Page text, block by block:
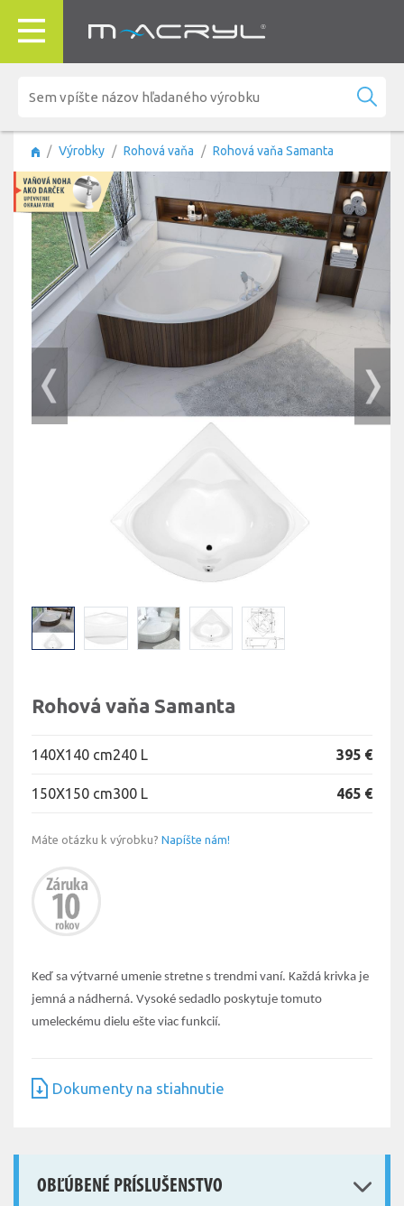
Výrobky Rohová vaňa Rohová vaňa Samanta
Rohová vaňa Samanta
140X140 cm240 L 395 €
150X150 cm300 L 465 €
Máte otázku k výrobku? Napíšte nám!
Keď sa výtvarné umenie stretne s trendmi vaní. Každá krivka je
jemná a nádherná. Vysoké sedadlo poskytuje tomuto
umeleckému dielu ešte viac funkcií.
Dokumenty na stiahnutie
OBĽÚBENÉ PRÍSLUŠENSTVO